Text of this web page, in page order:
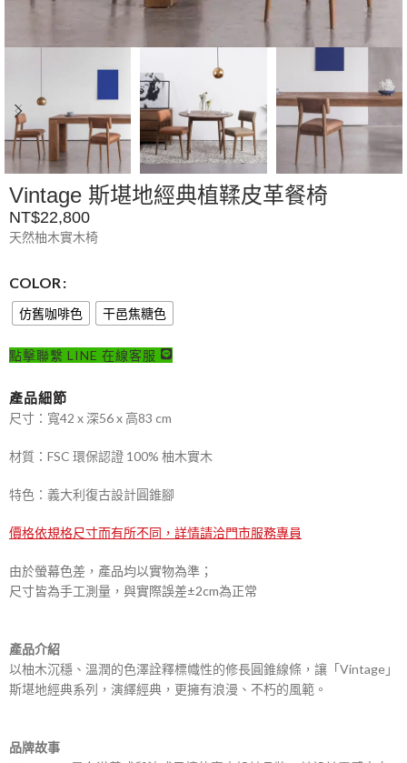
Vintage 斯堪地經典植鞣皮革餐椅
NT$22,800
天然柚木實木椅
COLOR
仿舊咖啡色 干邑焦糖色
點擊聯繫 LINE 在線客服
產品細節
尺寸：寬42 x 深56 x 高83 cm
材質：FSC 環保認證 100% 柚木實木
特色：義大利復古設計圓錐腳
價格依規格尺寸而有所不同，詳情請洽門市服務專員
由於螢幕色差，產品均以實物為準；
尺寸皆為手工測量，與實際誤差±2cm為正常
產品介紹
以柚木沉穩、溫潤的色澤詮釋標幟性的修長圓錐線條，讓「Vintage」
斯堪地經典系列，演繹經典，更擁有浪漫、不朽的風範。
品牌故事